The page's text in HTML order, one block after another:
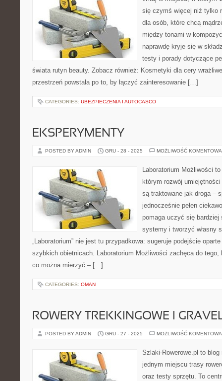
się czymś więcej niż tylko
dla osób, które chcą
między tonami w
naprawdę kryje się w
testy i porady dotyczące
świata rutyn beauty. Zobacz również: Kosmetyki dla cery
przestrzeń powstała po to, by łączyć zainteresowanie […]
CATEGORIES: UBEZPIECZENIA I AUTOCASCO
EKSPERYMENTY
POSTED BY ADMIN GRU - 28 - 2025 MOŻLIWOŚĆ
Laboratorium Możliwości
którym rozwój
są traktowane jak droga –
jednocześnie pełen
pomaga uczyć się bardziej
systemy i tworzyć własny
„Laboratorium” nie jest tu przypadkowa: sugeruje podejście
szybkich obietnicach. Laboratorium Możliwości zachęca do
co można mierzyć – […]
CATEGORIES: OMAN
ROWERY TREKKINGOWE I
POSTED BY ADMIN GRU - 27 - 2025 MOŻLIWOŚĆ
Szlaki-Rowerowe.pl to blog
jednym miejscu trasy
oraz testy sprzętu. To